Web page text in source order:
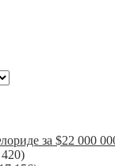
за $22 000